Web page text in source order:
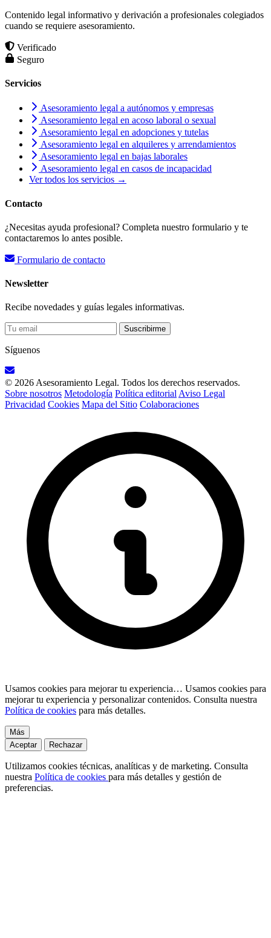
Contenido legal informativo y derivación a profesionales colegiados
cuando se requiere asesoramiento.
Verificado
Seguro
Servicios
Asesoramiento legal a autónomos y empresas
Asesoramiento legal en acoso laboral o sexual
Asesoramiento legal en adopciones y tutelas
Asesoramiento legal en alquileres y arrendamientos
Asesoramiento legal en bajas laborales
Asesoramiento legal en casos de incapacidad
Ver todos los servicios →
Contacto
¿Necesitas ayuda profesional? Completa nuestro formulario y te
contactaremos lo antes posible.
Formulario de contacto
Newsletter
Recibe novedades y guías legales informativas.
Suscribirme
Síguenos
© 2026 Asesoramiento Legal. Todos los derechos reservados.
Sobre nosotros Metodología Política editorial Aviso Legal
Privacidad Cookies Mapa del Sitio Colaboraciones
Usamos cookies para mejorar tu experiencia… Usamos cookies para
mejorar tu experiencia y personalizar contenidos. Consulta nuestra
Política de cookies para más detalles.
Más
Aceptar
Rechazar
Utilizamos cookies técnicas, analíticas y de marketing. Consulta
nuestra Política de cookies para más detalles y gestión de
preferencias.